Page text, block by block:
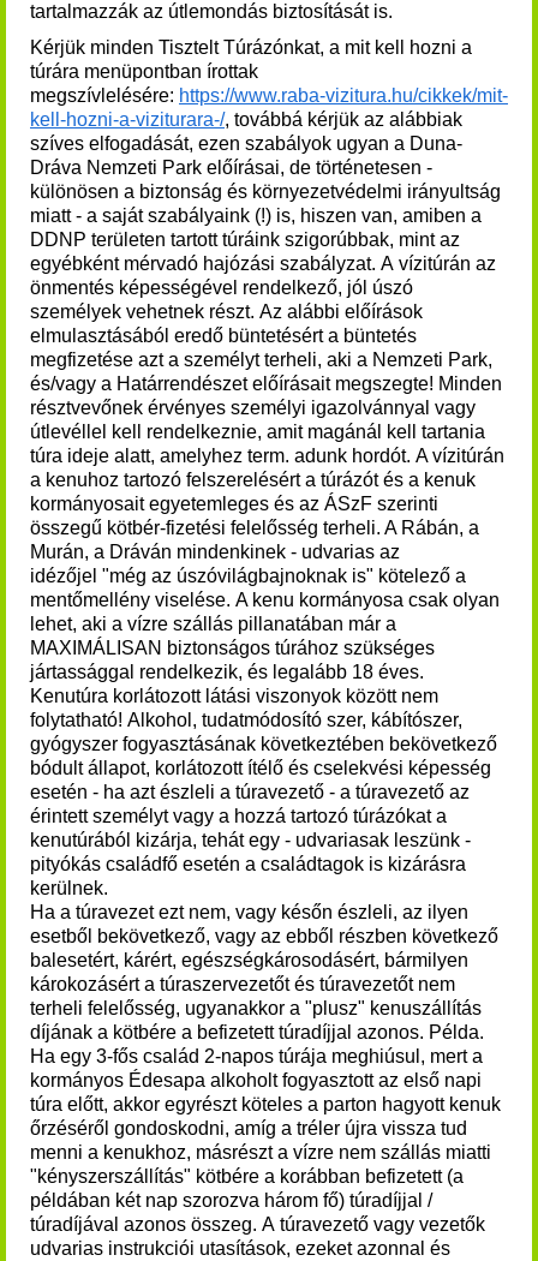
tartalmazzák az útlemondás biztosítását is.
Kérjük minden Tisztelt Túrázónkat, a mit kell hozni a
túrára menüpontban írottak
megszívlelésére: https://www.raba-vizitura.hu/cikkek/mit-
kell-hozni-a-viziturara-/, továbbá kérjük az alábbiak
szíves elfogadását, ezen szabályok ugyan a Duna-
Dráva Nemzeti Park előírásai, de történetesen -
különösen a biztonság és környezetvédelmi irányultság
miatt - a saját szabályaink (!) is, hiszen van, amiben a
DDNP területen tartott túráink szigorúbbak, mint az
egyébként mérvadó hajózási szabályzat. A vízitúrán az
önmentés képességével rendelkező, jól úszó
személyek vehetnek részt. Az alábbi előírások
elmulasztásából eredő büntetésért a büntetés
megfizetése azt a személyt terheli, aki a Nemzeti Park,
és/vagy a Határrendészet előírásait megszegte! Minden
résztvevőnek érvényes személyi igazolvánnyal vagy
útlevéllel kell rendelkeznie, amit magánál kell tartania
túra ideje alatt, amelyhez term. adunk hordót. A vízitúrán
a kenuhoz tartozó felszerelésért a túrázót és a kenuk
kormányosait egyetemleges és az ÁSzF szerinti
összegű kötbér-fizetési felelősség terheli. A Rábán, a
Murán, a Dráván mindenkinek - udvarias az
idézőjel "még az úszóvilágbajnoknak is" kötelező a
mentőmellény viselése. A kenu kormányosa csak olyan
lehet, aki a vízre szállás pillanatában már a
MAXIMÁLISAN biztonságos túrához szükséges
jártassággal rendelkezik, és legalább 18 éves.
Kenutúra korlátozott látási viszonyok között nem
folytatható! Alkohol, tudatmódosító szer, kábítószer,
gyógyszer fogyasztásának következtében bekövetkező
bódult állapot, korlátozott ítélő és cselekvési képesség
esetén - ha azt észleli a túravezető - a túravezető az
érintett személyt vagy a hozzá tartozó túrázókat a
kenutúrából kizárja, tehát egy - udvariasak leszünk -
pityókás családfő esetén a családtagok is kizárásra
kerülnek.
Ha a túravezet ezt nem, vagy későn észleli, az ilyen
esetből bekövetkező, vagy az ebből részben következő
balesetért, kárért, egészségkárosodásért, bármilyen
károkozásért a túraszervezetőt és túravezetőt nem
terheli felelősség, ugyanakkor a "plusz" kenuszállítás
díjának a kötbére a befizetett túradíjjal azonos. Példa.
Ha egy 3-fős család 2-napos túrája meghiúsul, mert a
kormányos Édesapa alkoholt fogyasztott az első napi
túra előtt, akkor egyrészt köteles a parton hagyott kenuk
őrzéséről gondoskodni, amíg a tréler újra vissza tud
menni a kenukhoz, másrészt a vízre nem szállás miatti
"kényszerszállítás" kötbére a korábban befizetett (a
példában két nap szorozva három fő) túradíjjal /
túradíjával azonos összeg. A túravezető vagy vezetők
udvarias instrukciói utasítások, ezeket azonnal és